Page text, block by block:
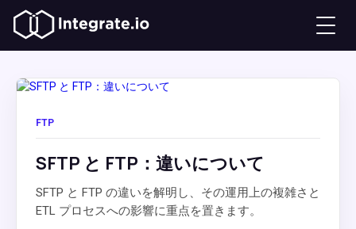
FTP
SFTP と FTP：違いについて
SFTP と FTP の違いを解明し、その運用上の複雑さと
ETL プロセスへの影響に重点を置きます。